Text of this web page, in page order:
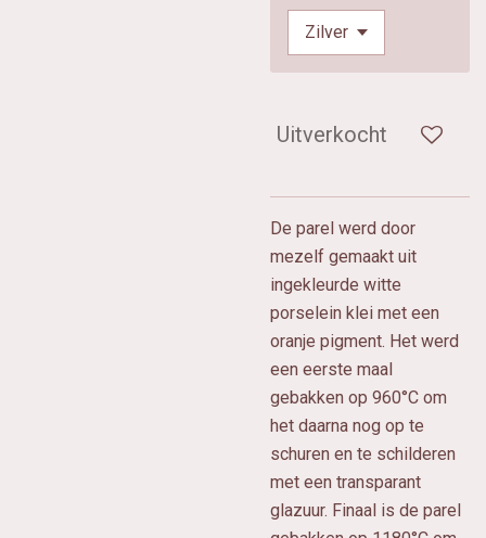
Uitverkocht
De parel werd door
mezelf gemaakt uit
ingekleurde witte
porselein klei met een
oranje pigment. Het werd
een eerste maal
gebakken op 960°C om
het daarna nog op te
schuren en te schilderen
met een transparant
glazuur. Finaal is de parel